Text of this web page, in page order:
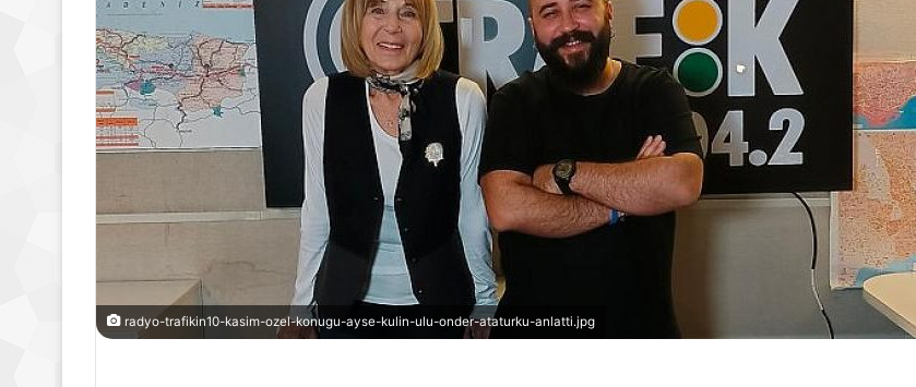
radyo-trafikin10-kasim-ozel-konugu-ayse-kulin-ulu-onder-ataturku-anlatti.jpg